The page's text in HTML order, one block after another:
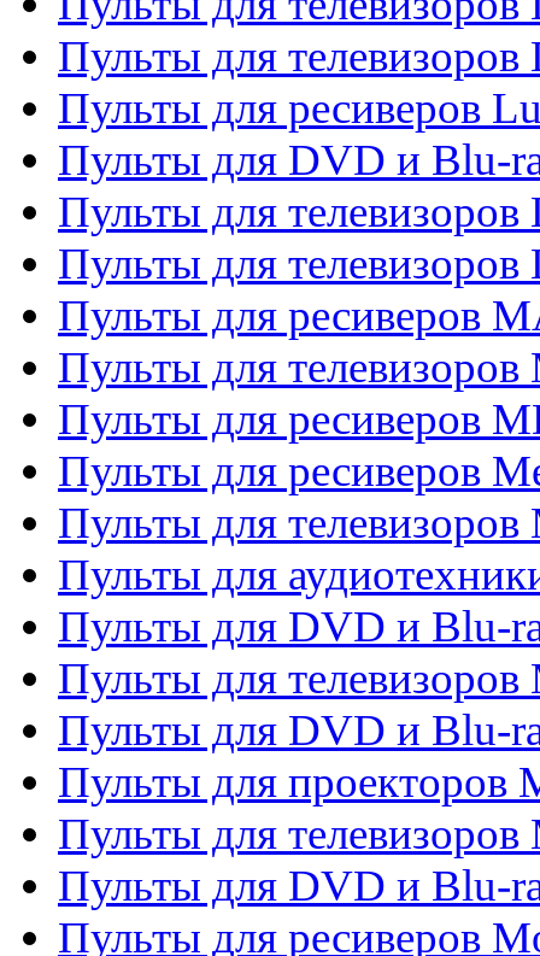
Пульты для
Пульты для ресиверов
Пульты для DVD и Blu-
Пульты для телевизоров
Пульты для телевизоров
Пульты для ресиверов
Пульты для телевизоров
Пульты для ресиверов
Пульты для ресиверов
Пульты для телевизоров
Пульты для
Пульты для DVD и Blu-
Пульты для
Пульты для DVD и Blu-
Пульты для проекторов
Пульты для
Пульты для DVD и Blu-
Пульты для ресиверов